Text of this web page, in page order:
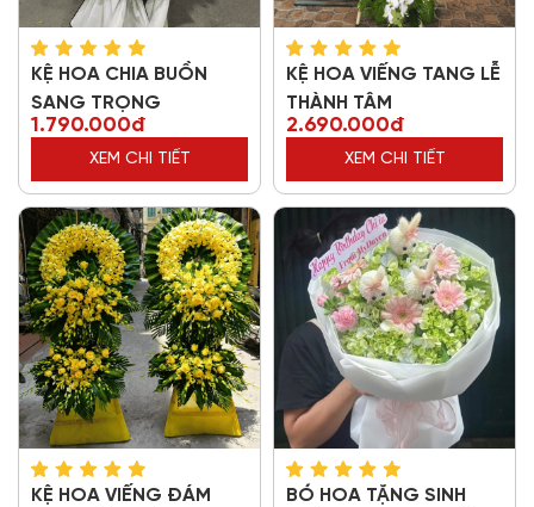
KỆ HOA CHIA BUỒN
SANG TRỌNG
1.790.000đ
XEM CHI TIẾT
KỆ HOA VIẾNG TANG LỄ
THÀNH TÂM
2.690.000đ
XEM CHI TIẾT
KỆ HOA VIẾNG ĐÁM
BÓ HOA TẶNG SINH